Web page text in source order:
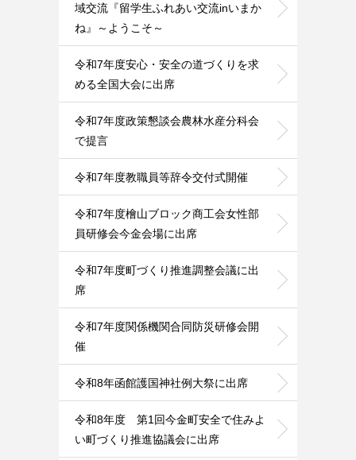
域交流『留学生ふれあい交流inいまか
ね』～ようこそ～
令和7年度安心・安全の道づくりを求
める全国大会に出席
令和7年度政策懇談会農林水産分科会
で提言
令和7年度教職員等辞令交付式開催
令和7年度檜山ブロック商工会女性部
員研修会今金会場に出席
令和7年度町づくり推進調整会議に出
席
令和7年度関係機関合同防災研修会開
催
令和8年函館護国神社例大祭に出席
令和8年度 第1回今金町安全で住みよ
い町づくり推進協議会に出席